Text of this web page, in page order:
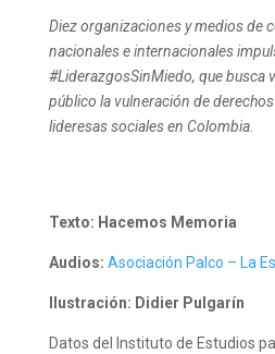
Diez organizaciones y medios de
nacionales e internacionales
#LiderazgosSinMiedo, que busca
público la vulneración de
lideresas sociales en Colombia.
Texto: Hacemos Memoria
Audios: Asociación Palco – La
Ilustración: Didier Pulgarín
Datos del Instituto de Estudios